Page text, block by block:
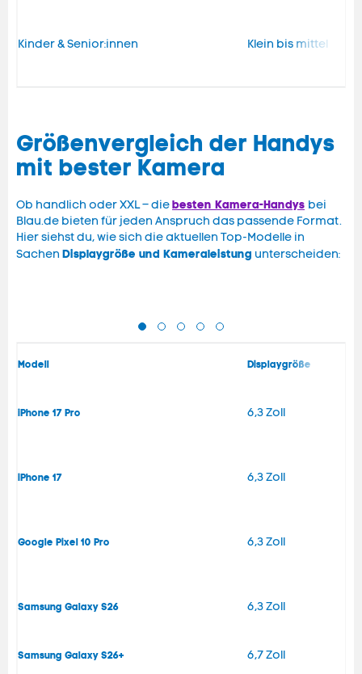
Kinder & Senior:innen Klein bis mittel
Größenvergleich der Handys
mit bester Kamera
Ob handlich oder XXL – diebesten Kamera-Handys bei
Blau.de bieten für jeden Anspruch das passende Format.
Hier siehst du, wie sich die aktuellen Top-Modelle in
Sachen Displaygröße und Kameraleistung unterscheiden:
Modell Displaygröße
iPhone 17 Pro 6,3 Zoll
iPhone 17 6,3 Zoll
Google Pixel 10 Pro 6,3 Zoll
Samsung Galaxy S26 6,3 Zoll
Samsung Galaxy S26+ 6,7 Zoll